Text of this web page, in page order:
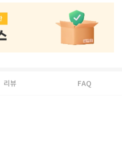
리뷰 FAQ